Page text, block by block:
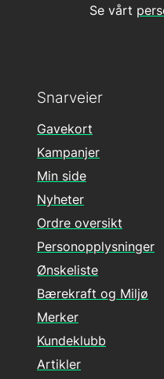
Se vårt
Snarveier
Gavekort
Kampanjer
Min side
Nyheter
Ordre oversikt
Personopplysninger
Ønskeliste
Bærekraft og Miljø
Merker
Kundeklubb
Artikler